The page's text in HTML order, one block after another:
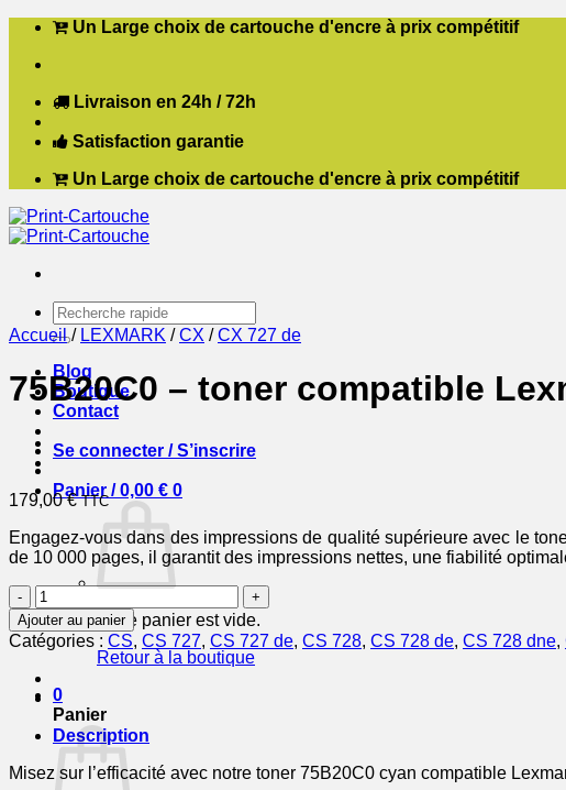
Passer
contenu
Un Large choix de cartouche d'encre à prix compétitif
Livraison en 24h / 72h
Satisfaction garantie
Un Large choix de cartouche d'encre à prix compétitif
Recherche
pour :
Blog
Boutique
Contact
Se connecter / S’inscrire
Panier /0,00 € 0
Votre panier est vide.
Retour à la boutique
0
Panier
Accueil / LEXMARK / CX / CX 727 de
75B20C0 – toner compatible
179,00€ TTC
Engagez-vous dans des impressions de qualité supérieure avec le
de 10 000 pages, il garantit des impressions nettes, une fiabilité
quantité
de
75B20C0
-
toner
compatible
Lexmark
-
cyan
Ajouter au panier
Catégories : CS, CS 727, CS 727 de, CS 728, CS 728 de, CS 728 dne,
Description
Misez sur l’efficacité avec notre toner 75B20C0 cyan compatible